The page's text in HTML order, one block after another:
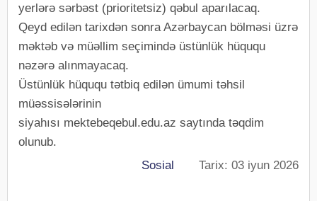
yerlərə sərbəst (prioritetsiz) qəbul aparılacaq.
Qeyd edilən tarixdən sonra Azərbaycan bölməsi üzrə
məktəb və müəllim seçimində üstünlük hüququ
nəzərə alınmayacaq.
Üstünlük hüququ tətbiq edilən ümumi təhsil
müəssisələrinin
siyahısı mektebeqebul.edu.az saytında təqdim
olunub.
Sosial Tarix: 03 iyun 2026